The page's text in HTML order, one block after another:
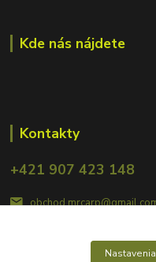
Kde nás nájdete
Kontakty
+421 907 423 148
Nastavenia